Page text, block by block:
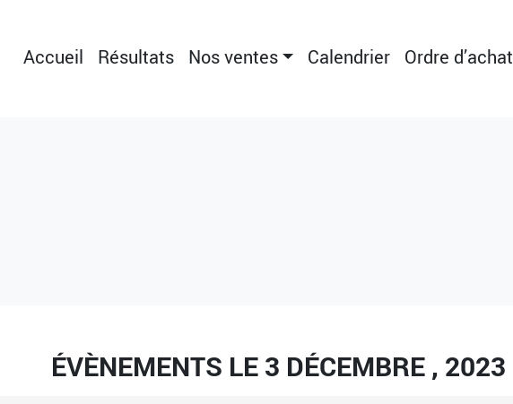
Accueil Résultats Nos ventes Calendrier Ordre d’achat
ÉVÈNEMENTS LE 3 DÉCEMBRE , 2023